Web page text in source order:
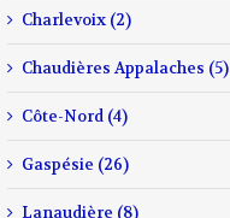
Charlevoix (2)
Chaudières Appalaches (5)
Côte-Nord (4)
Gaspésie (26)
Lanaudière (8)